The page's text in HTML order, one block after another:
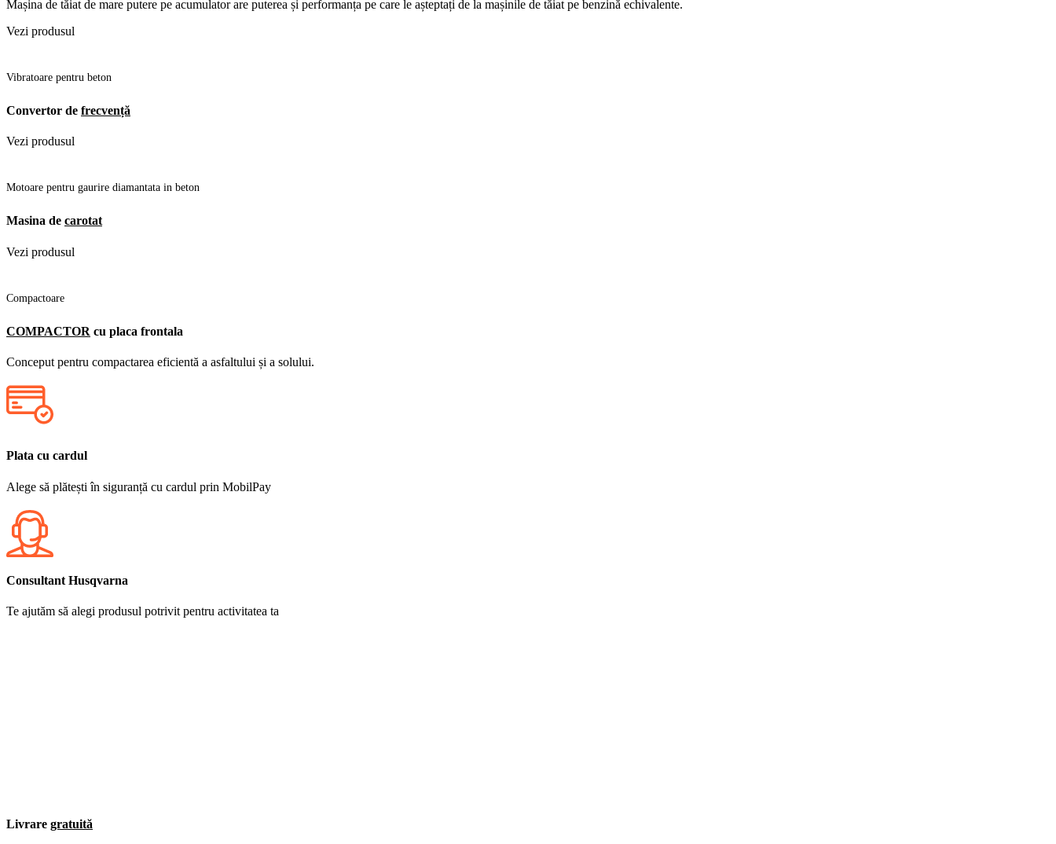
Mașina de tăiat de mare putere pe acumulator are puterea și performanța pe care le așteptați de la mașinile de tăiat pe benzină echivalente.
Vezi produsul
Vibratoare pentru beton
Convertor de frecvență
Vezi produsul
Motoare pentru gaurire diamantata in beton
Masina de carotat
Vezi produsul
Compactoare
COMPACTOR cu placa frontala
Conceput pentru compactarea eficientă a asfaltului și a solului.
Plata cu cardul
Alege să plătești în siguranță cu cardul prin MobilPay
Consultant Husqvarna
Te ajutăm să alegi produsul potrivit pentru activitatea ta
Livrare gratuită